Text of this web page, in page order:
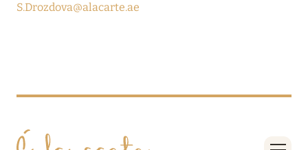
HÔTEL BARRIÈRE LES NEIGES
S.Drozdova@alacarte.ae